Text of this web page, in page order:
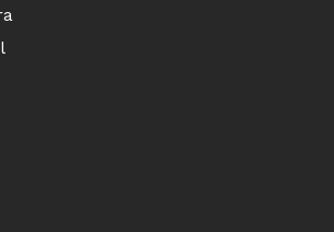
critérios mais
e atingimento de
educacionais:
regras atuais mantidas e
a atingir os estados